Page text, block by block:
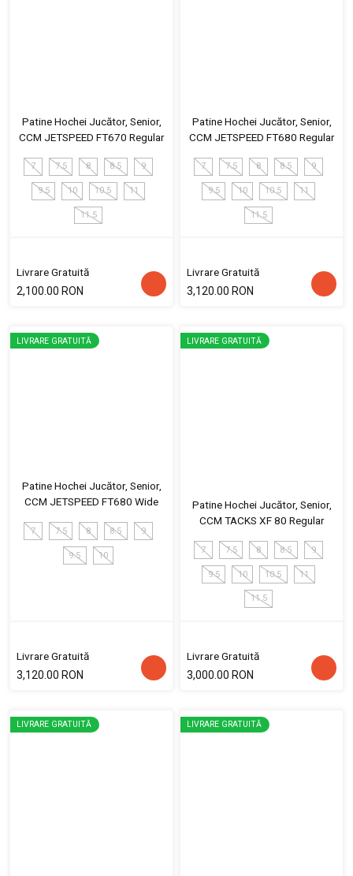
Patine Hochei Jucător, Senior,
CCM JETSPEED FT670 Regular
7 7.5 8 8.5 9
9.5 10 10.5 11
11.5
Livrare Gratuită
2,100.00 RON
Patine Hochei Jucător, Senior,
CCM JETSPEED FT680 Regular
7 7.5 8 8.5 9
9.5 10 10.5 11
11.5
Livrare Gratuită
3,120.00 RON
LIVRARE GRATUITĂ
Patine Hochei Jucător, Senior,
CCM JETSPEED FT680 Wide
7 7.5 8 8.5 9
9.5 10
Livrare Gratuită
3,120.00 RON
LIVRARE GRATUITĂ
Patine Hochei Jucător, Senior,
CCM TACKS XF 80 Regular
7 7.5 8 8.5 9
9.5 10 10.5 11
11.5
Livrare Gratuită
3,000.00 RON
LIVRARE GRATUITĂ LIVRARE GRATUITĂ